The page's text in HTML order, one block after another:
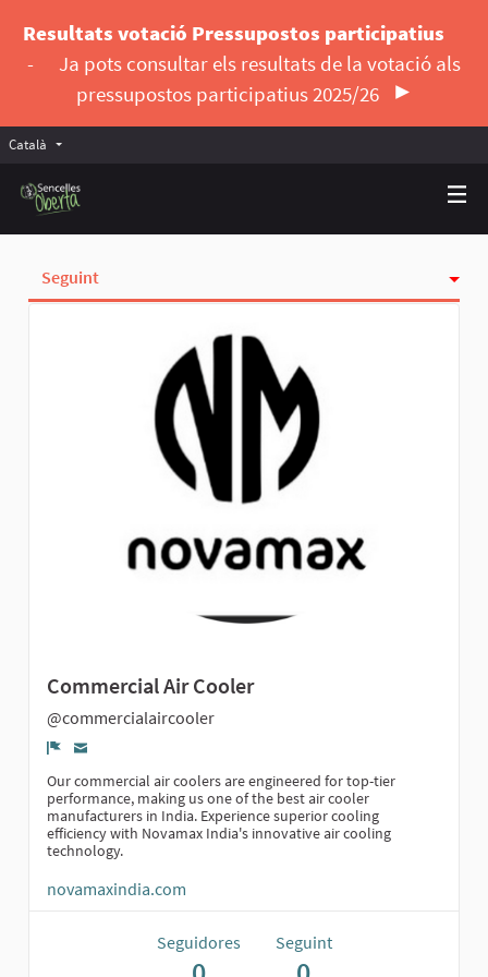
Resultats votació Pressupostos participatius
-
Ja pots consultar els resultats de la votació als
pressupostos participatius 2025/26
Català Triar la llengua
Seguint
Commercial Air Cooler
@commercialaircooler
Our commercial air coolers are engineered for top-tier
performance, making us one of the best air cooler
manufacturers in India. Experience superior cooling
efficiency with Novamax India's innovative air cooling
technology.
novamaxindia.com
Seguidores Seguint